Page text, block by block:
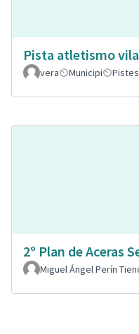
Pista atletismo
vera
Municipi
2º Plan de Aceras
Miguel Ángel Perín